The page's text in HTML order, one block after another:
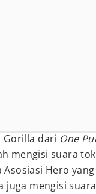
Gorilla dari One
mengisi suara
Asosiasi Hero
juga mengisi